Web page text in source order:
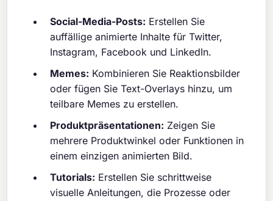
Social-Media-Posts: Erstellen Sie
auffällige animierte Inhalte für Twitter,
Instagram, Facebook und LinkedIn.
Memes: Kombinieren Sie Reaktionsbilder
oder fügen Sie Text-Overlays hinzu, um
teilbare Memes zu erstellen.
Produktpräsentationen: Zeigen Sie
mehrere Produktwinkel oder Funktionen in
einem einzigen animierten Bild.
Tutorials: Erstellen Sie schrittweise
visuelle Anleitungen, die Prozesse oder